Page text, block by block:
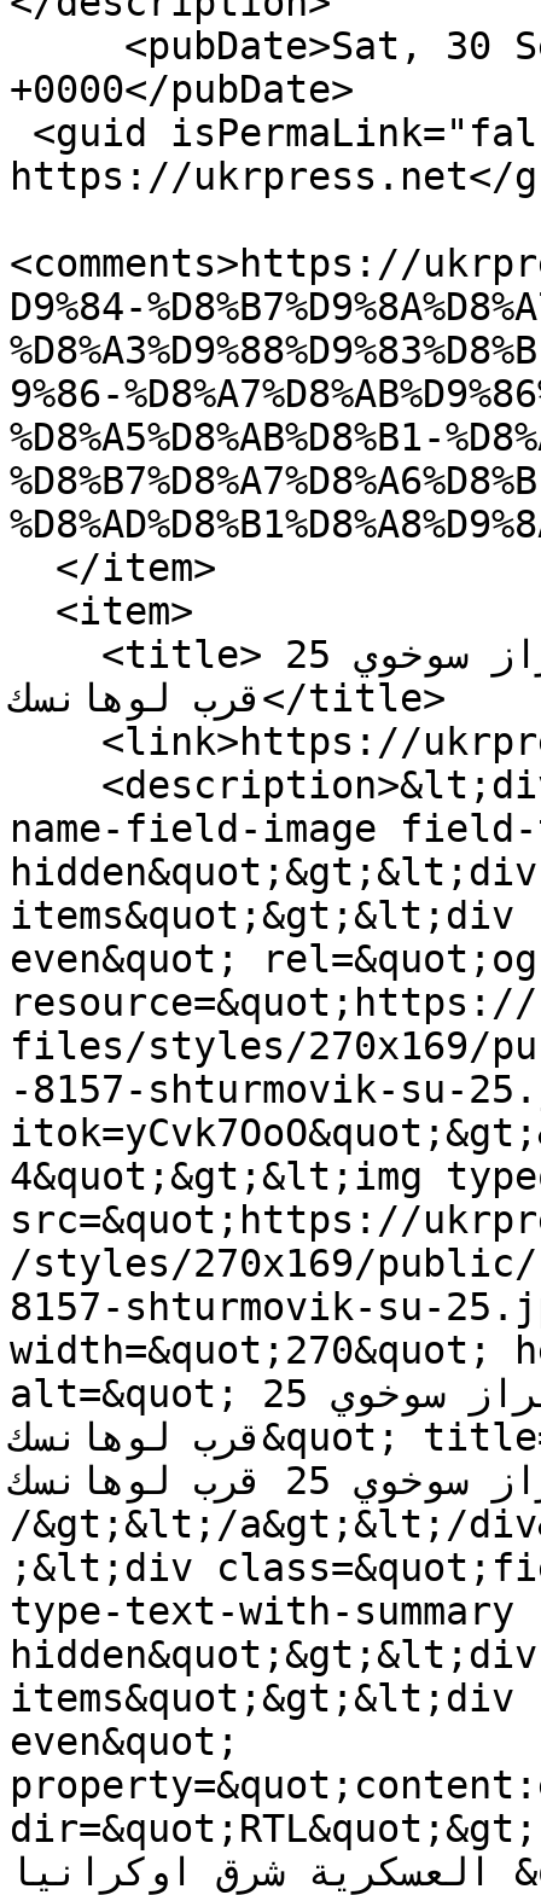
+0000</pubDate>
https://ukrpress.net</
<comments>https://
D9%84-
9%86-
%D8%A5%D8%AB%D8%B1-
قرب لوهانسك</title>
name-field-image
items&quot;&gt;&lt;div
even&quot;
files/styles/270x169/
-8157-shturmovik-su-
4&quot;&gt;&lt;img
src=&quot;https://
/styles/270x169/public/
8157-shturmovik-su-
width=&quot;270&quot;
alt=&quot;إسقاط مقاتلة أوكرانية من طراز سوخوي 25
قرب لوهانسك&quot; title=&quot;إسقاط مقاتلة
أوكرانية من طراز سوخوي 25 قرب لوهانسك&quot;
/&gt;&lt;/a&gt;&lt;/
;&lt;div
type-text-with-
items&quot;&gt;&lt;div
even&quot;
dir=&quot;RTL&quot;&gt;أعلن المتحدث باسم العملية
العسكرية شرق اوكرانيا &quot;أندري ليسينكو&quot;